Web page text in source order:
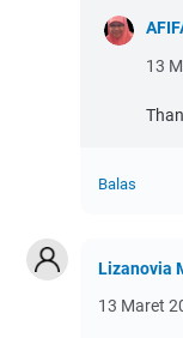
13
Balas
Lizanovia
13 Maret